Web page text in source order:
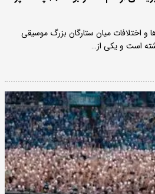
و اختلافات میان ستارگان بزرگ موسیقی
است و یکی از…